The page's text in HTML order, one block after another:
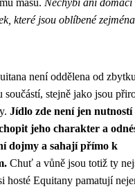
masu. Nechybí ani
které jsou oblíbené
není oddělena od
stejně jako jsou
Jídlo zde není jen nutností
jeho charakter a
dojmy a sahají přímo k
Chuť a vůně jsou totiž ty
hosté Equitany pamatují